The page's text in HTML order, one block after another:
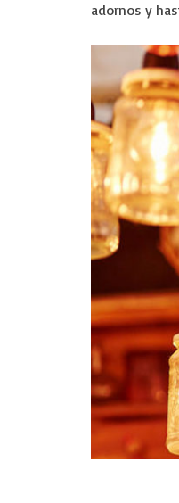
adornos y